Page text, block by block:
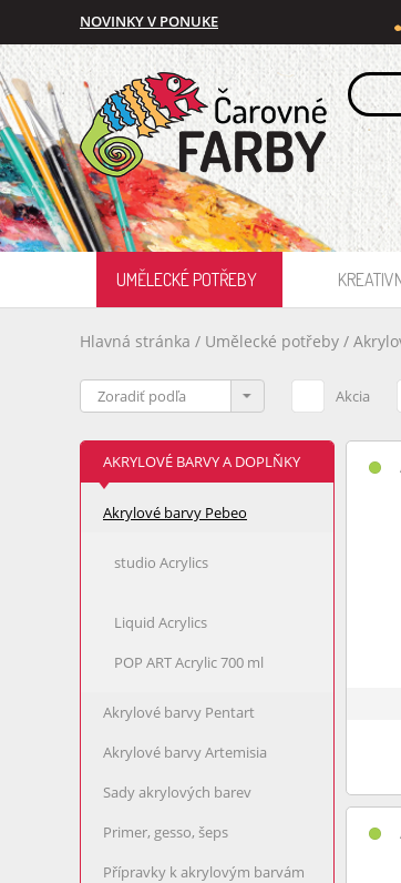
NOVINKY V PONUKE
UMĚLECKÉ POTŘEBY
Hlavná stránka / Umělecké potřeby /
Akcia
AKRYLOVÉ BARVY A DOPLŇKY
Akrylové barvy Pebeo
studio Acrylics
Liquid Acrylics
POP ART Acrylic 700 ml
Akrylové barvy Pentart
Akrylové barvy Artemisia
Sady akrylových barev
Primer, gesso, šeps
Přípravky k akrylovým barvám